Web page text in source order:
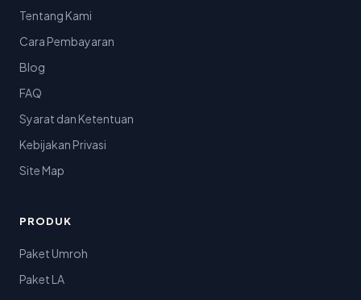
Tentang Kami
Cara Pembayaran
Blog
FAQ
Syarat dan Ketentuan
Kebijakan Privasi
Site Map
PRODUK
Paket Umroh
Paket LA